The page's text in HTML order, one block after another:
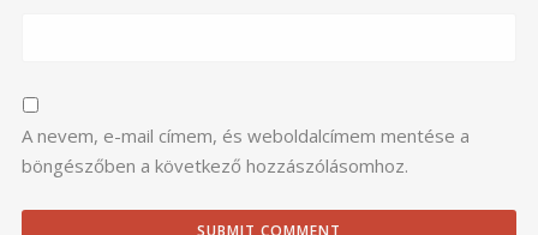
A nevem, e-mail címem, és weboldalcímem mentése a
böngészőben a következő hozzászólásomhoz.